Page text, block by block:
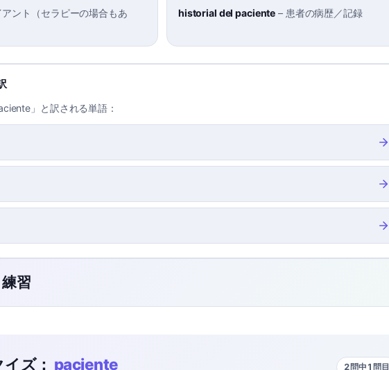
ント（セラピーの場合もあ
historial del paciente – 患者の病歴／記録
」と訳される単語：
習
ズ： paciente 2問中1問目